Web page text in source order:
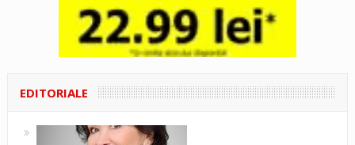
EDITORIALE